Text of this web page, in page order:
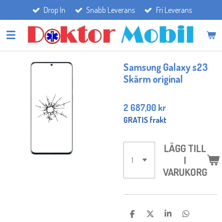
till
huvudinnehållet
Drop In Snabb Leverans Fri Leverans
Samsung Galaxy s23
Skärm original
2 687,00 kr
GRATIS frakt
LÄGG TILL
I
VARUKORG
D
D
D
D